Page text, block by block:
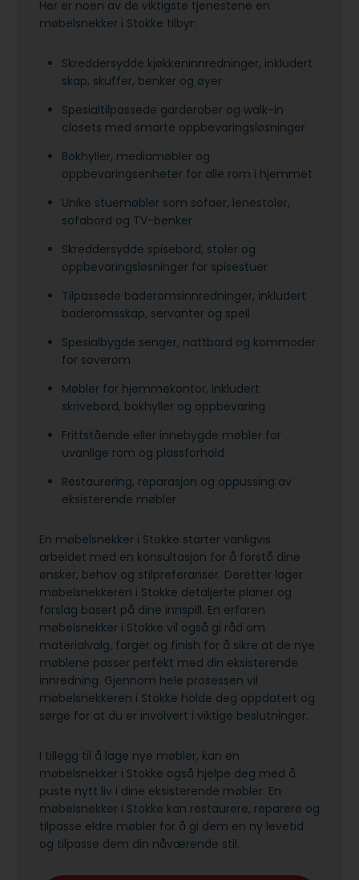
Her er noen av de viktigste tjenestene en
møbelsnekker i Stokke tilbyr:
Skreddersydde kjøkkeninnredninger, inkludert
skap, skuffer, benker og øyer
Spesialtilpassede garderober og walk-in
closets med smarte oppbevaringsløsninger
Bokhyller, mediamøbler og
oppbevaringsenheter for alle rom i hjemmet
Unike stuemøbler som sofaer, lenestoler,
sofabord og TV-benker
Skreddersydde spisebord, stoler og
oppbevaringsløsninger for spisestuer
Tilpassede baderomsinnredninger, inkludert
baderomsskap, servanter og speil
Spesialbygde senger, nattbord og kommoder
for soverom
Møbler for hjemmekontor, inkludert
skrivebord, bokhyller og oppbevaring
Frittstående eller innebygde møbler for
uvanlige rom og plassforhold
Restaurering, reparasjon og oppussing av
eksisterende møbler
En møbelsnekker i Stokke starter vanligvis
arbeidet med en konsultasjon for å forstå dine
ønsker, behov og stilpreferanser. Deretter lager
møbelsnekkeren i Stokke detaljerte planer og
forslag basert på dine innspill. En erfaren
møbelsnekker i Stokke vil også gi råd om
materialvalg, farger og finish for å sikre at de nye
møblene passer perfekt med din eksisterende
innredning. Gjennom hele prosessen vil
møbelsnekkeren i Stokke holde deg oppdatert og
sørge for at du er involvert i viktige beslutninger.
I tillegg til å lage nye møbler, kan en
møbelsnekker i Stokke også hjelpe deg med å
puste nytt liv i dine eksisterende møbler. En
møbelsnekker i Stokke kan restaurere, reparere og
tilpasse eldre møbler for å gi dem en ny levetid
og tilpasse dem din nåværende stil.